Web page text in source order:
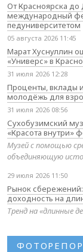
От Красноярска
международный
педуниверситетом
05 августа 2026 11:45
Марат Хуснуллин
«Универс» в
31 июля 2026 12:28
Проценты, вклады
молодёжь для
31 июля 2026 08:56
Сухобузимский
«Красота внутри»
Музей с помощью
объединяющую
29 июля 2026 11:50
Рынок
доходность на
Тренд на «длинные